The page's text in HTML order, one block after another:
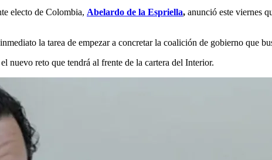
electo de Colombia, Abelardo de la Espriella, anunció este viernes
la tarea de empezar a concretar la coalición de gobierno que
nuevo reto que tendrá al frente de la cartera del Interior.